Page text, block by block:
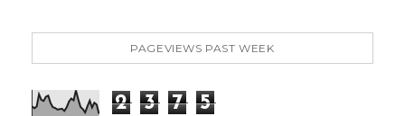
PAGEVIEWS PAST WEEK
2 3 7 5